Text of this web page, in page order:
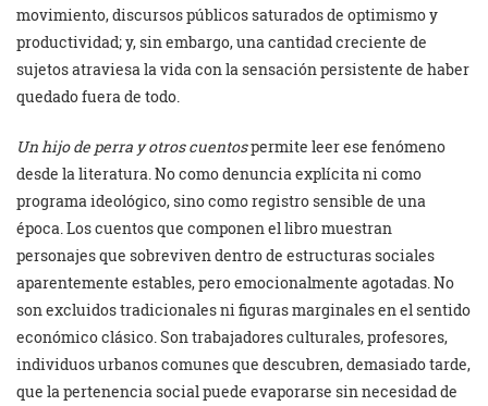
movimiento, discursos públicos saturados de optimismo y
productividad; y, sin embargo, una cantidad creciente de
sujetos atraviesa la vida con la sensación persistente de haber
quedado fuera de todo.
Un hijo de perra y otros cuentospermite leer ese fenómeno
desde la literatura. No como denuncia explícita ni como
programa ideológico, sino como registro sensible de una
época. Los cuentos que componen el libro muestran
personajes que sobreviven dentro de estructuras sociales
aparentemente estables, pero emocionalmente agotadas. No
son excluidos tradicionales ni figuras marginales en el sentido
económico clásico. Son trabajadores culturales, profesores,
individuos urbanos comunes que descubren, demasiado tarde,
que la pertenencia social puede evaporarse sin necesidad de